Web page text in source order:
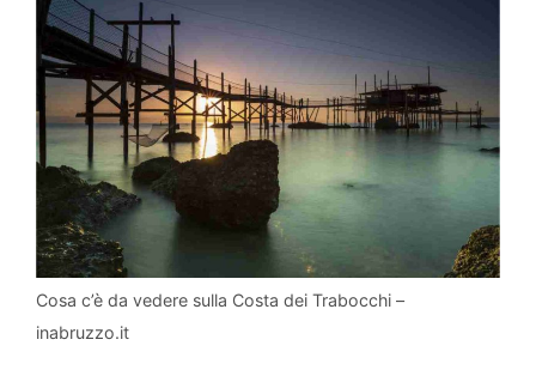
Cosa c’è da vedere sulla Costa dei Trabocchi –
inabruzzo.it